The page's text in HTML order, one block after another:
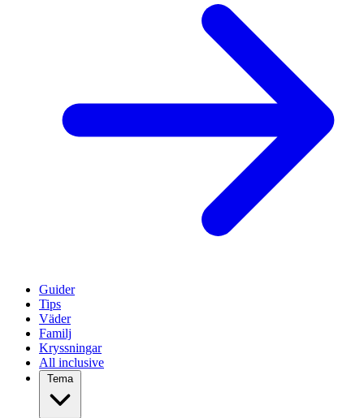
Guider
Tips
Väder
Familj
Kryssningar
All inclusive
Tema